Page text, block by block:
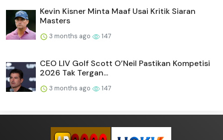
Kevin Kisner Minta Maaf Usai Kritik Siaran
Masters
3 months ago 147
CEO LIV Golf Scott O’Neil Pastikan Kompetisi
2026 Tak Tergan...
3 months ago 147